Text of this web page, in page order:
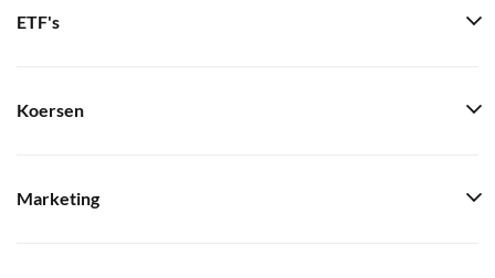
ETF's
Koersen
Marketing